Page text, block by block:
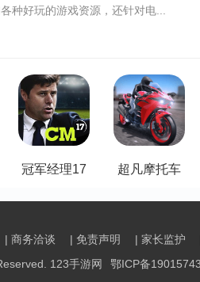
种好玩的游戏资源，还针对电...
冠军经理17 超凡摩托车
| 商务洽谈 | 免责声明 | 家长监护
123手游网
鄂ICP备